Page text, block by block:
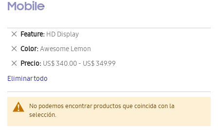
Mobile
No podemos encontrar productos que coincida con la
selección.
Feature HD Display
Eliminar
este
artículo
Color Awesome Lemon
Eliminar
este
artículo
Precio US$ 340.00 - US$ 349.99
Eliminar
este
artículo
Eliminar todo